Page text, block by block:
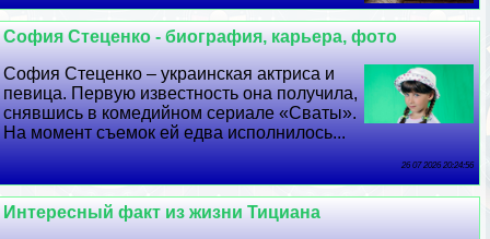
София Стеценко - биография, карьера, фото
София Стеценко – украинская актриса и
певица. Первую известность она получила,
снявшись в комедийном сериале «Сваты».
На момент съемок ей едва исполнилось...
26 07 2026 20:24:56
Интересный факт из жизни Тициана